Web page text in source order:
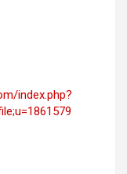
index.php?